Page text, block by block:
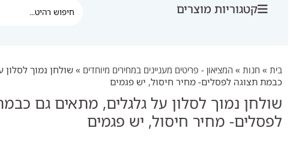
קטגוריות מוצרים
בית » חנות » המציאון - פריטים מעניינים במחירים מיוחדים » שולחן נמוך
כבמת תצוגה לפסלים- מחיר חיסול, יש פגמים
שולחן נמוך לסלון על גלגלים, מתאים גם
לפסלים- מחיר חיסול, יש פגמים